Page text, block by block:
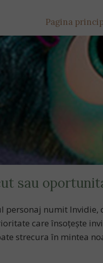
Pagina
sau
numit Invidie,
care însoțește
strecura în mintea